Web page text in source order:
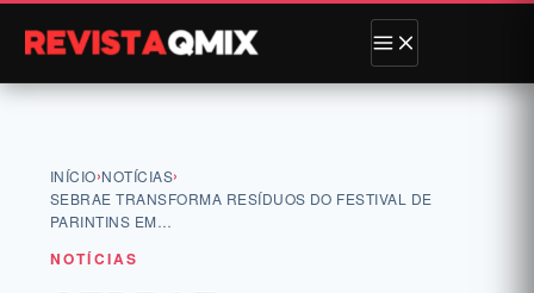
INÍCIO›NOTÍCIAS›
SEBRAE TRANSFORMA RESÍDUOS DO FESTIVAL DE
PARINTINS EM…
NOTÍCIAS